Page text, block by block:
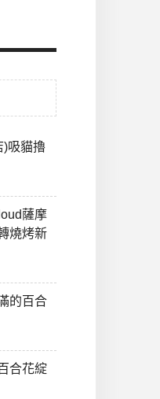
)吸貓擼
薩摩
燒烤新
的百合
合花綻